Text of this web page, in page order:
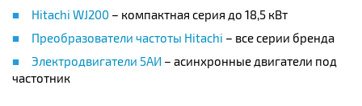
Hitachi WJ200 – компактная серия до 18,5 кВт
Преобразователи частоты Hitachi – все серии бренда
Электродвигатели 5АИ – асинхронные двигатели под
частотник